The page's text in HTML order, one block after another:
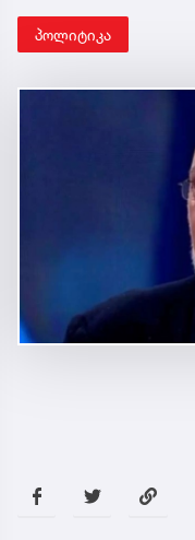
პოლიტიკა